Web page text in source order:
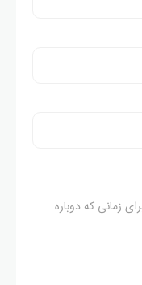
زمانی که دوباره